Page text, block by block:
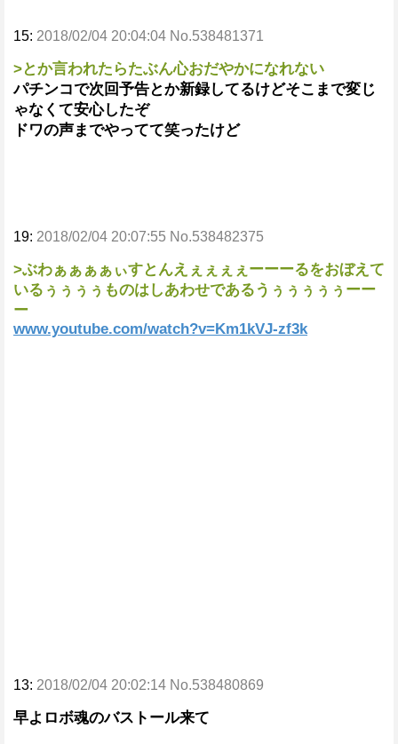
15: 2018/02/04 20:04:04 No.538481371
>とか言われたらたぶん心おだやかになれない
パチンコで次回予告とか新録してるけどそこまで変じ
ゃなくて安心したぞ
ドワの声までやってて笑ったけど
19: 2018/02/04 20:07:55 No.538482375
>ぶわぁぁぁぁぃすとんえぇぇぇぇーーーるをおぼえて
いるぅぅぅぅものはしあわせであるうぅぅぅぅぅーー
ー
www.youtube.com/watch?v=Km1kVJ-zf3k
13: 2018/02/04 20:02:14 No.538480869
早よロボ魂のバストール来て